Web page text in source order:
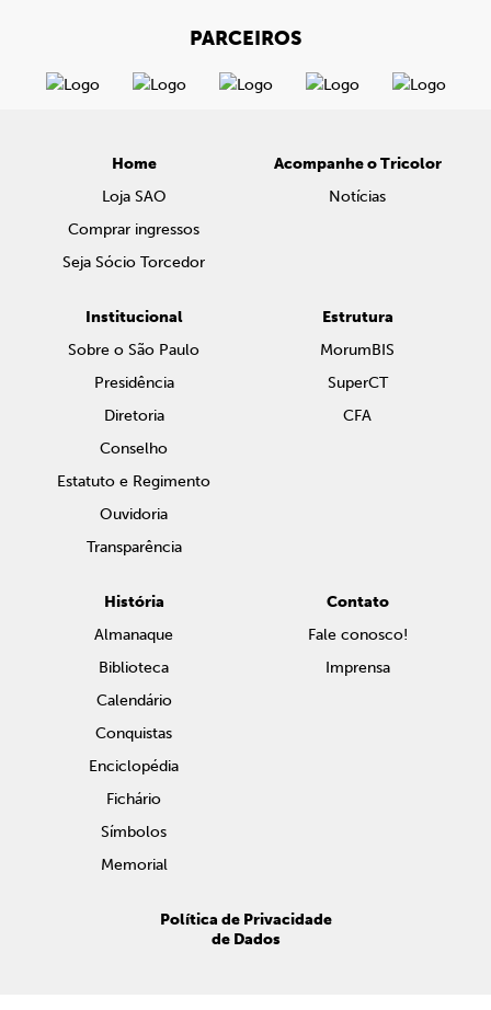
PARCEIROS
Home
Loja SAO
Comprar ingressos
Seja Sócio Torcedor
Acompanhe o Tricolor
Notícias
Institucional
Sobre o São Paulo
Presidência
Diretoria
Conselho
Estatuto e Regimento
Ouvidoria
Transparência
Estrutura
MorumBIS
SuperCT
CFA
História
Almanaque
Biblioteca
Calendário
Conquistas
Enciclopédia
Fichário
Símbolos
Memorial
Contato
Fale conosco!
Imprensa
Política de Privacidade
de Dados